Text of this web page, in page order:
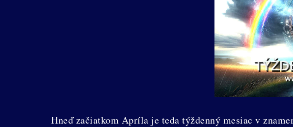
Hneď začiatkom Apríla je teda týždenný mesiac v